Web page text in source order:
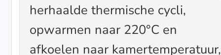
herhaalde thermische cycli,
opwarmen naar 220°C en
afkoelen naar kamertemperatuur,